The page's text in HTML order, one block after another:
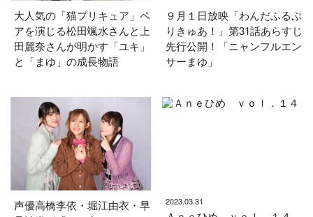
大人気の「猫プリキュア」ペ
アを演じる松田颯水さんと上
田麗奈さんが明かす「ユキ」
と「まゆ」の成長物語
９月１日放映「わんだふるぷ
りきゅあ！」第31話あらすじ
先行公開！「ニャンフルエン
サーまゆ」
声優高橋李依・堀江由衣・早
2023.03.31